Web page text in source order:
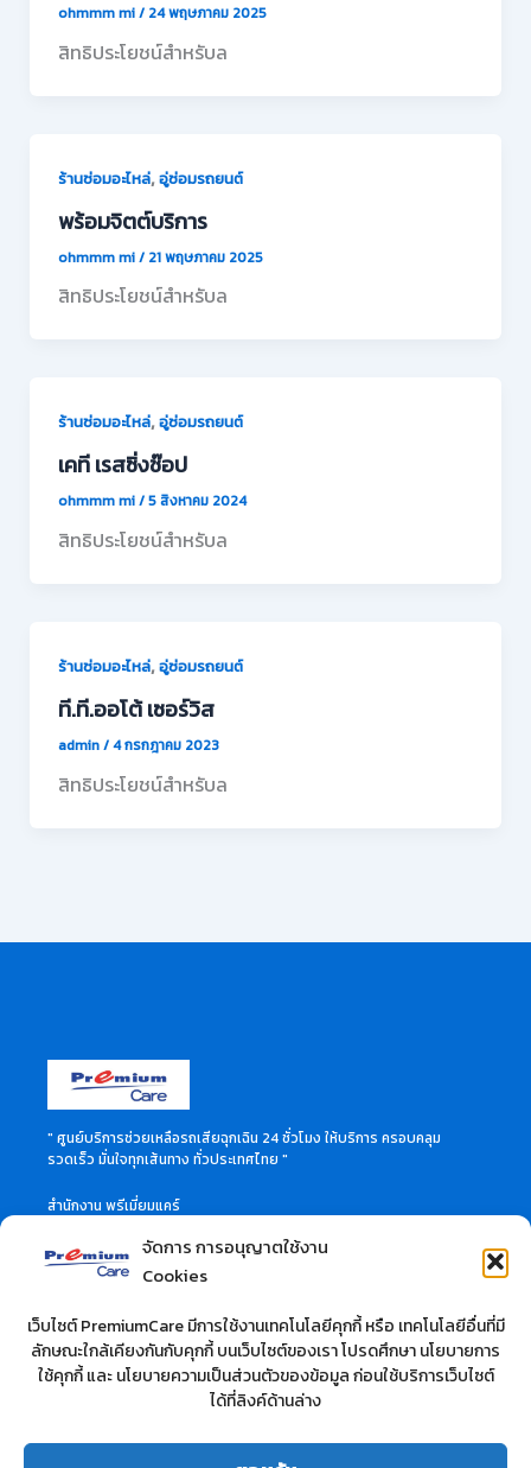
จัดการ การอนุญาตใช้งาน
Cookies
เว็บไซต์ PremiumCare มีการใช้งานเทคโนโลยีคุกกี้ หรือ เทคโนโลยีอื่นที่มี
ลักษณะใกล้เคียงกันกับคุกกี้ บนเว็บไซต์ของเรา โปรดศึกษา นโยบายการ
ใช้คุกกี้ และ นโยบายความเป็นส่วนตัวของข้อมูล ก่อนใช้บริการเว็บไซต์
ได้ที่ลิงค์ด้านล่าง
ohmmm mi/ 24 พฤษภาคม 2025
สิทธิประโยชน์สำหรับล
ร้านซ่อมอะไหล่,อู่ซ่อมรถยนต์
พร้อมจิตต์บริการ
ohmmm mi/ 21 พฤษภาคม 2025
สิทธิประโยชน์สำหรับล
ร้านซ่อมอะไหล่,อู่ซ่อมรถยนต์
เคที เรสซิ่งช๊อป
ohmmm mi/5 สิงหาคม 2024
สิทธิประโยชน์สำหรับล
ร้านซ่อมอะไหล่,อู่ซ่อมรถยนต์
ที.ที.ออโต้ เซอร์วิส
admin/4 กรกฎาคม 2023
สิทธิประโยชน์สำหรับล
" ศูนย์บริการช่วยเหลือรถเสียฉุกเฉิน 24 ชั่วโมง ให้บริการ ครอบคลุม
รวดเร็ว มั่นใจทุกเส้นทาง ทั่วประเทศไทย "
สำนักงาน พรีเมี่ยมแคร์
กรุงเทพมหานคร 10310
สอบถามข้อมูลเพิ่มเติมได้ที่
บริษัท ที.วี.ซี. คาร์แคร์ จำกัด
สำนักงาน : 10/37 ซอยลาดพร้าว 28 ถนนลาดพร้าว
แขวงจันทรเกษม เขตวังทองหลาง กรุงเทพฯ 10900 จำกัด
โทร : 02-512-0283